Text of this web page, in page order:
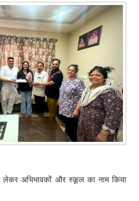
अभिभावकों और स्कूल का नाम किया